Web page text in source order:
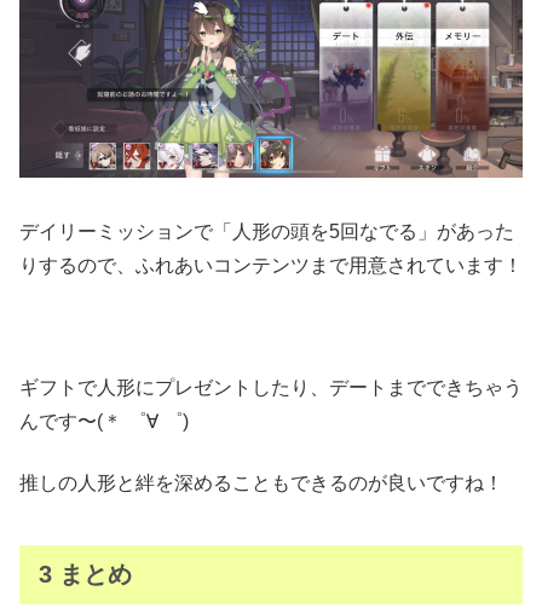
デイリーミッションで「人形の頭を5回なでる」があった
りするので、ふれあいコンテンツまで用意されています！
ギフトで人形にプレゼントしたり、デートまでできちゃう
んです〜(＊ ゜∀ ゜)
推しの人形と絆を深めることもできるのが良いですね！
3 まとめ